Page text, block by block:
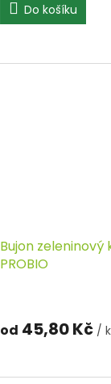
Do košíku
Bujon zeleninový
PROBIO
od 45,80 Kč /